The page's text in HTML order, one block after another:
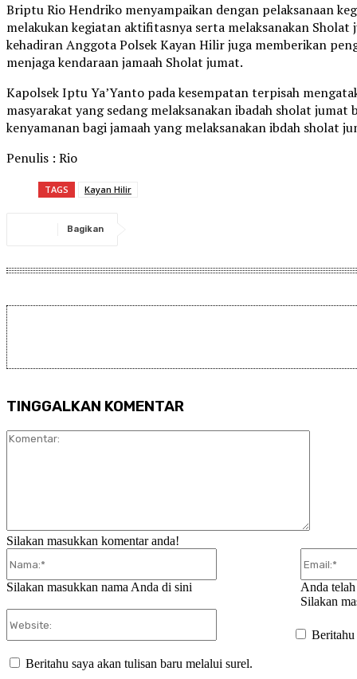
Briptu Rio Hendriko menyampaikan dengan pelaksanaan
melakukan kegiatan aktifitasnya serta melaksanakan
kehadiran Anggota Polsek Kayan Hilir juga memberikan
menjaga kendaraan jamaah Sholat jumat.
Kapolsek Iptu Ya’Yanto pada kesempatan terpisah
masyarakat yang sedang melaksanakan ibadah sholat
kenyamanan bagi jamaah yang melaksanakan ibdah sholat
Penulis : Rio
TAGS Kayan Hilir
Bagikan
TINGGALKAN KOMENTAR
Silakan masukkan komentar anda!
Silakan masukkan nama Anda di sini
Anda
Silakan
Beritahu
Beritahu saya akan tulisan baru melalui surel.